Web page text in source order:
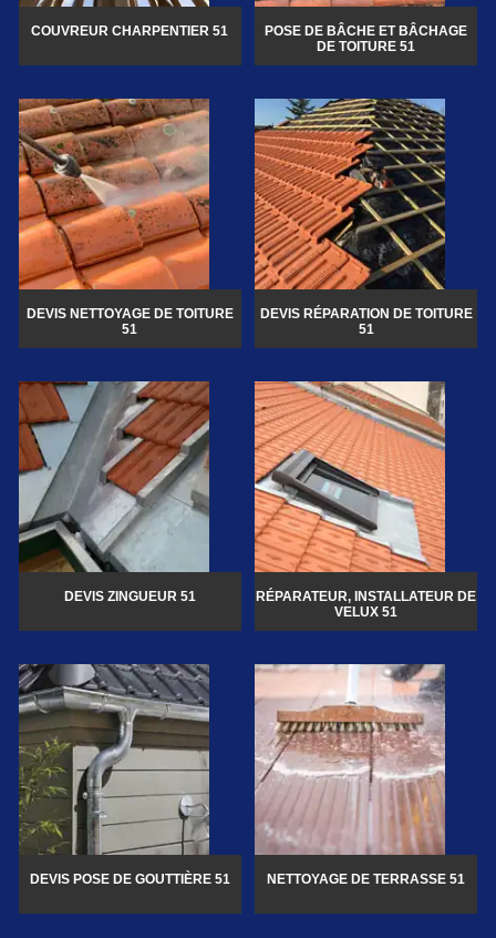
COUVREUR CHARPENTIER 51
POSE DE BÂCHE ET BÂCHAGE
DE TOITURE 51
DEVIS NETTOYAGE DE TOITURE
51
DEVIS RÉPARATION DE TOITURE
51
DEVIS ZINGUEUR 51
RÉPARATEUR, INSTALLATEUR DE
VELUX 51
DEVIS POSE DE GOUTTIÈRE 51 NETTOYAGE DE TERRASSE 51